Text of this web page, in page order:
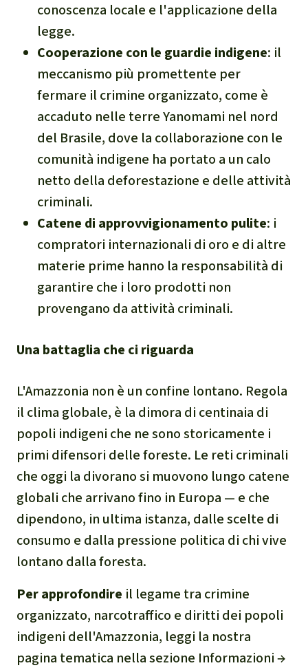
conoscenza locale e l'applicazione della
legge.
Cooperazione con le guardie indigene: il
meccanismo più promettente per
fermare il crimine organizzato, come è
accaduto nelle terre Yanomami nel nord
del Brasile, dove la collaborazione con le
comunità indigene ha portato a un calo
netto della deforestazione e delle attività
criminali.
Catene di approvvigionamento pulite: i
compratori internazionali di oro e di altre
materie prime hanno la responsabilità di
garantire che i loro prodotti non
provengano da attività criminali.
Una battaglia che ci riguarda
L'Amazzonia non è un confine lontano. Regola
il clima globale, è la dimora di centinaia di
popoli indigeni che ne sono storicamente i
primi difensori delle foreste. Le reti criminali
che oggi la divorano si muovono lungo catene
globali che arrivano fino in Europa — e che
dipendono, in ultima istanza, dalle scelte di
consumo e dalla pressione politica di chi vive
lontano dalla foresta.
Per approfondire il legame tra crimine
organizzato, narcotraffico e diritti dei popoli
indigeni dell'Amazzonia, leggi la nostra
pagina tematica nella sezione Informazioni →